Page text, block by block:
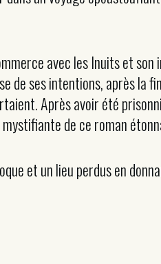
avec les Inuits et
de ses intentions, après la
Après avoir été
de ce roman
et un lieu perdus en